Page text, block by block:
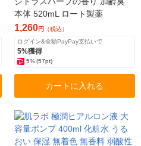
本体 520mL ロート製薬
1,260円 （税込）
ログイン&全額PayPay支払いで
5%獲得
5% (57pt)
カートに入れる